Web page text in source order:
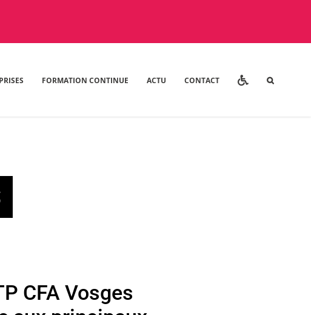
FORMATION CONTINUE ACTU CONTACT
CFA Vosges